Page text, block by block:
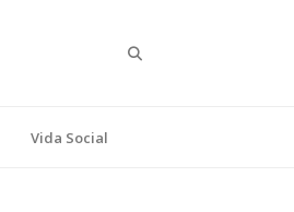
Vida Social